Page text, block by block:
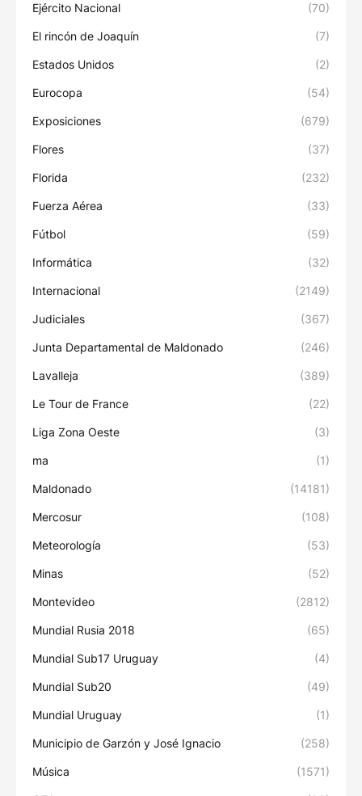
Ejército Nacional (70)
El rincón de Joaquín (7)
Estados Unidos (2)
Eurocopa (54)
Exposiciones (679)
Flores (37)
Florida (232)
Fuerza Aérea (33)
Fútbol (59)
Informática (32)
Internacional (2149)
Judiciales (367)
Junta Departamental de Maldonado (246)
Lavalleja (389)
Le Tour de France (22)
Liga Zona Oeste (3)
ma (1)
Maldonado (14181)
Mercosur (108)
Meteorología (53)
Minas (52)
Montevideo (2812)
Mundial Rusia 2018 (65)
Mundial Sub17 Uruguay (4)
Mundial Sub20 (49)
Mundial Uruguay (1)
Municipio de Garzón y José Ignacio (258)
Música (1571)